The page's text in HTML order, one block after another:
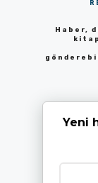
Haber,
Yeni